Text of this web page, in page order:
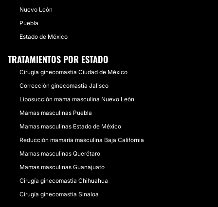
Nuevo León
Puebla
Estado de México
TRATAMIENTOS POR ESTADO
Cirugía ginecomastia Ciudad de México
Corrección ginecomastia Jalisco
Liposucción mama masculina Nuevo León
Mamas masculinas Puebla
Mamas masculinas Estado de México
Reducción mamaria masculina Baja California
Mamas masculinas Querétaro
Mamas masculinas Guanajuato
Cirugía ginecomastia Chihuahua
Cirugía ginecomastia Sinaloa